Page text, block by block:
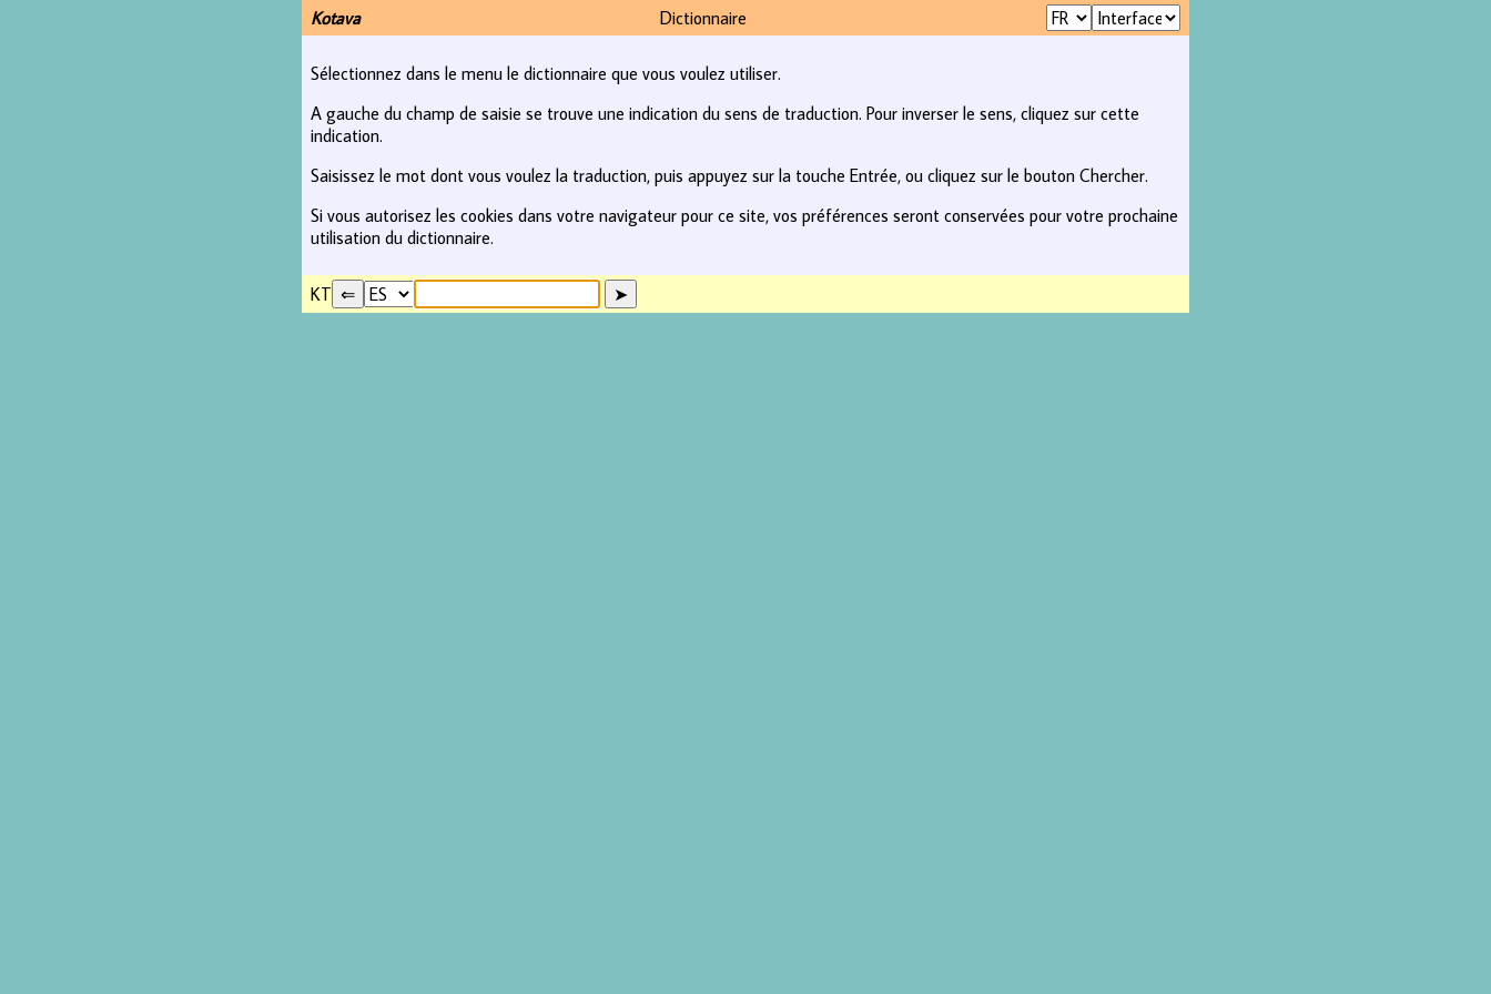
Kotava Dictionnaire
Sélectionnez dans le menu le dictionnaire que vous voulez utiliser.
A gauche du champ de saisie se trouve une indication du sens de traduction. Pour inverser le sens, cliquez sur cette
indication.
Saisissez le mot dont vous voulez la traduction, puis appuyez sur la touche Entrée, ou cliquez sur le bouton Chercher.
Si vous autorisez les cookies dans votre navigateur pour ce site, vos préférences seront conservées pour votre prochaine
utilisation du dictionnaire.
KT